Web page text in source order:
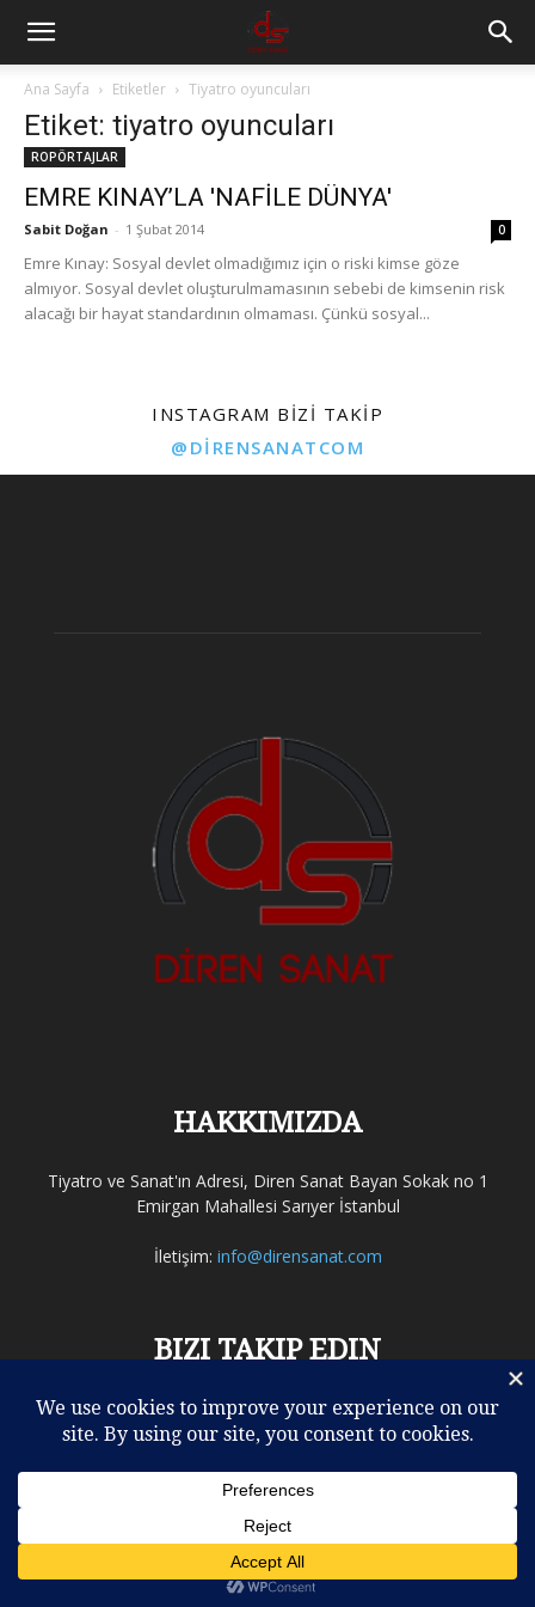
Ana Sayfa Etiketler Tiyatro oyuncuları
Etiket: tiyatro oyuncuları
ROPÖRTAJLAR
EMRE KINAY’LA 'NAFİLE DÜNYA'
Sabit Doğan - 1 Şubat 2014 0
Emre Kınay: Sosyal devlet olmadığımız için o riski kimse göze
almıyor. Sosyal devlet oluşturulmamasının sebebi de kimsenin risk
alacağı bir hayat standardının olmaması. Çünkü sosyal...
INSTAGRAM BIZI TAKIP
@DIRENSANATCOM
HAKKIMIZDA
Tiyatro ve Sanat'ın Adresi, Diren Sanat Bayan Sokak no 1
Emirgan Mahallesi Sarıyer İstanbul
İletişim: info@dirensanat.com
BIZI TAKIP EDIN
KULİSTEN
© Copyright 2016 - Diren Sanat